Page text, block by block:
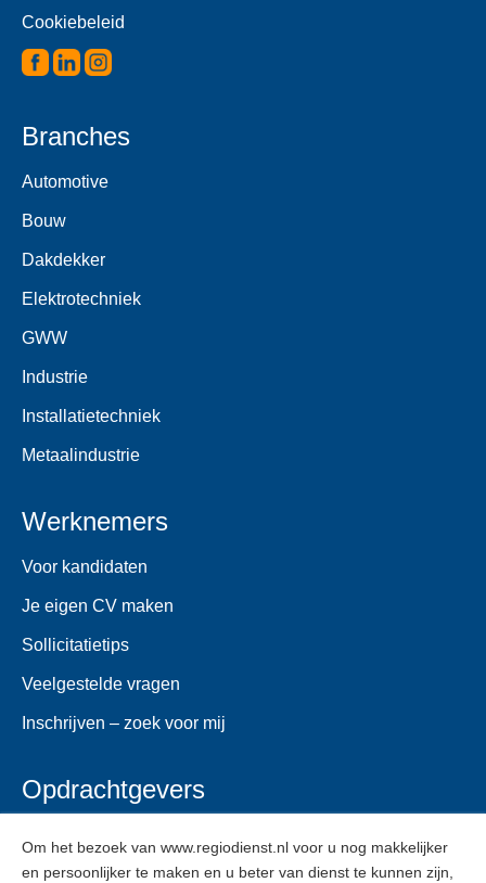
Cookiebeleid
Branches
Automotive
Bouw
Dakdekker
Elektrotechniek
GWW
Industrie
Installatietechniek
Metaalindustrie
Werknemers
Voor kandidaten
Je eigen CV maken
Sollicitatietips
Veelgestelde vragen
Inschrijven – zoek voor mij
Opdrachtgevers
Veelgestelde vragen
Om het bezoek van www.regiodienst.nl voor u nog makkelijker
en persoonlijker te maken en u beter van dienst te kunnen zijn,